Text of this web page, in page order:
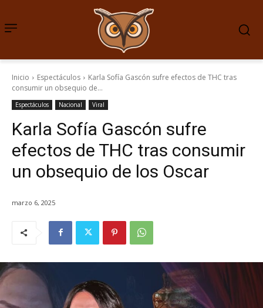
Inicio Espectáculos
Karla Sofía Gascón sufre efectos de THC tras
consumir un obsequio de...
Espectáculos Nacional Viral
Karla Sofía Gascón sufre
efectos de THC tras consumir
un obsequio de los Oscar
marzo 6, 2025